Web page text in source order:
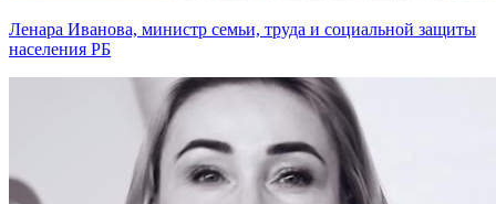
Ленара Иванова, министр семьи, труда и социальной защиты
населения РБ